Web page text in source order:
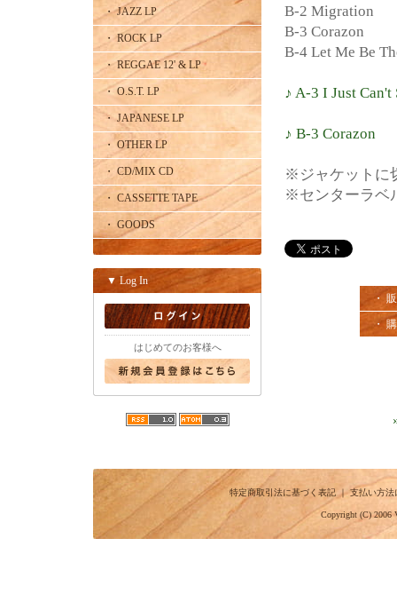
・ JAZZ LP
・ ROCK LP
・ REGGAE 12' & LP
・ O.S.T. LP
・ JAPANESE LP
・ OTHER LP
・ CD/MIX CD
・ CASSETTE TAPE
・ GOODS
▼ Log In
はじめてのお客様へ
B-2 Migration
B-3 Corazon
B-4 Let Me Be
♪ A-3 I Just
♪ B-3 Corazon
※ジャケットに
※センターラベ
・
・
特定商取引法に基づく表記｜支払い方法
Copyright (C) 2006